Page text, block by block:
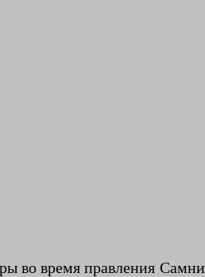
во время правления